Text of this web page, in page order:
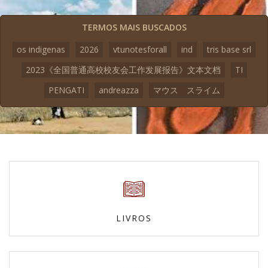
TERMOS MAIS BUSCADOS
os indigenas
2026 vtunotesforall ind
tris base srl
2023《全国普通高校校友会工作发展报告》文本文档
TI
PENGATI
andreazza マウス スライム
LIVROS